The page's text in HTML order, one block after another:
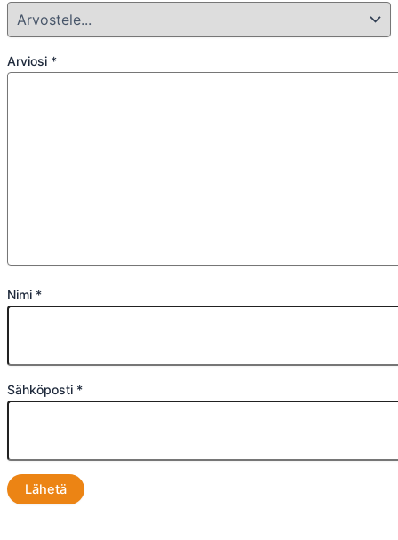
Arviosi *
Nimi *
Sähköposti *